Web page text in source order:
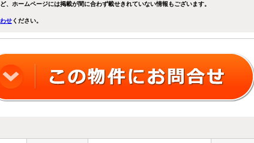
ホームページには掲載が間に合わず載せきれていない情報もございます。
せください。